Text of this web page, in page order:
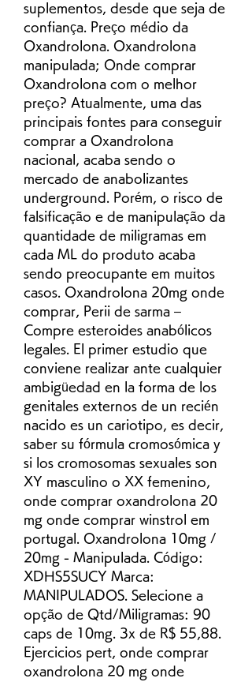
suplementos, desde que seja de
confiança. Preço médio da
Oxandrolona. Oxandrolona
manipulada; Onde comprar
Oxandrolona com o melhor
preço? Atualmente, uma das
principais fontes para conseguir
comprar a Oxandrolona
nacional, acaba sendo o
mercado de anabolizantes
underground. Porém, o risco de
falsificação e de manipulação da
quantidade de miligramas em
cada ML do produto acaba
sendo preocupante em muitos
casos. Oxandrolona 20mg onde
comprar, Perii de sarma –
Compre esteroides anabólicos
legales. El primer estudio que
conviene realizar ante cualquier
ambigüedad en la forma de los
genitales externos de un recién
nacido es un cariotipo, es decir,
saber su fórmula cromosómica y
si los cromosomas sexuales son
XY masculino o XX femenino,
onde comprar oxandrolona 20
mg onde comprar winstrol em
portugal. Oxandrolona 10mg /
20mg - Manipulada. Código:
XDHS5SUCY Marca:
MANIPULADOS. Selecione a
opção de Qtd/Miligramas: 90
caps de 10mg. 3x de R$ 55,88.
Ejercicios pert, onde comprar
oxandrolona 20 mg onde